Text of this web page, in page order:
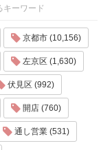
キーワード
京都市 (10,156)
左京区 (1,630)
伏見区 (992)
開店 (760)
通し営業 (531)